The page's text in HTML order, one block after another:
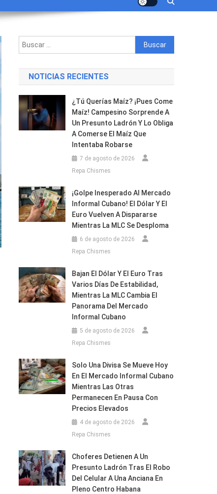
Buscar:
NOTICIAS RECIENTES
¿Tú Querías Maíz? ¡Pues Come
Maíz! Campesino Sorprende A
Un Presunto Ladrón Y Lo Obliga
A Comerse El Maíz Que
Intentaba Robarse
7 de agosto de 2026
Repa Chismes
¡Golpe Inesperado Al Mercado
Informal Cubano! El Dólar Y El
Euro Vuelven A Dispararse
Mientras La MLC Se Desploma
6 de agosto de 2026
Repa Chismes
Bajan El Dólar Y El Euro Tras
Varios Días De Estabilidad,
Mientras La MLC Cambia El
Panorama Del Mercado
Informal Cubano
5 de agosto de 2026
Repa Chismes
Solo Una Divisa Se Mueve Hoy
En El Mercado Informal Cubano
Mientras Las Otras
Permanecen En Pausa Con
Precios Elevados
4 de agosto de 2026
Repa Chismes
Choferes Detienen A Un
Presunto Ladrón Tras El Robo
Del Celular A Una Anciana En
Pleno Centro Habana